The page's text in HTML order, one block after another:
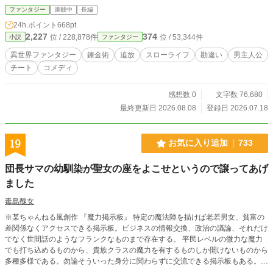
つけた美少女冒険者やエルフの職人、果てには帝国の大物までが集まり、いつの
間にか世界で最も注目される聖地へと変貌していく。無自覚な天才が贈る、もの
づくりファンタジー！
ファンタジー 連載中 長編
24h.ポイント 668pt
小説 2,227 位 / 228,878件 ファンタジー 374 位 / 53,344件
異世界ファンタジー 錬金術 追放 スローライフ 勘違い
男主人公
チート
コメディ
感想数 0
文字数 76,680
最終更新日 2026.08.08
登録日 2026.07.18
19 お気に入り追加 733
団長サマの幼馴染が聖女の座をよこせというので譲ってあげ
ました
毒島醜女
※某ちゃんねる風創作 『魔力掲示板』 特定の魔法陣を描けば老若男女、貧富の
差関係なくアクセスできる掲示板。ビジネスの情報交換、政治の議論、それだけ
でなく世間話のようなフランクなものまで存在する。 平民レベルの微力な魔力
でも打ち込めるものから、貴族クラスの魔力を有するものしか開けないものから
多種多様である。勿論そういった身分に関わらずに交流できる掲示板もある。